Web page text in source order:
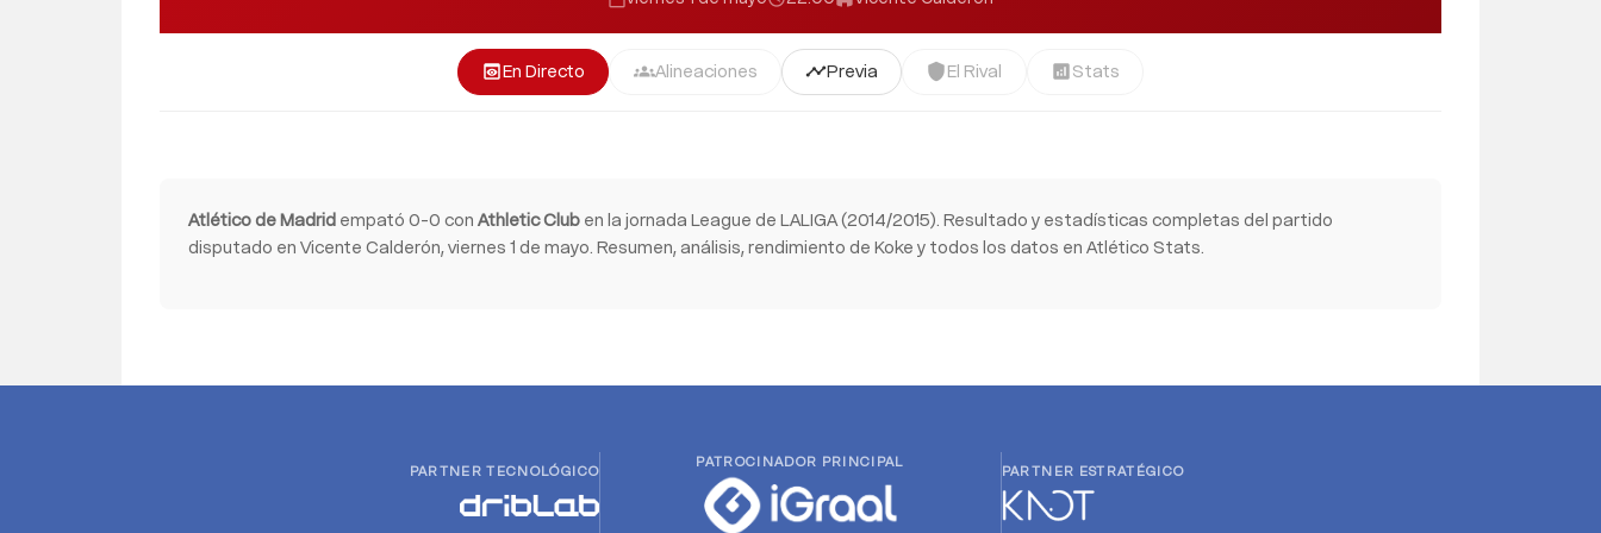
previewEn Directo groupsAlineaciones timelinePrevia shieldEl Rival analytics Stats
Atlético de Madrid empató 0-0 con Athletic Club en la jornada League de LALIGA (2014/2015). Resultado y estadísticas completas del partido
disputado en Vicente Calderón, viernes 1 de mayo. Resumen, análisis, rendimiento de Koke y todos los datos en Atlético Stats.
PARTNER TECNOLÓGICO
PATROCINADOR PRINCIPAL
PARTNER ESTRATÉGICO